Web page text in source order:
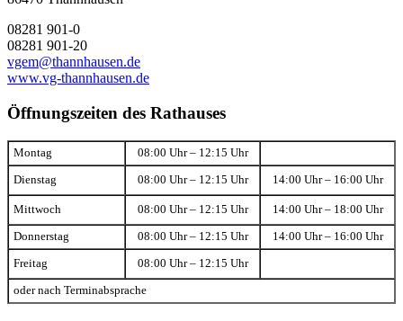
08281 901-0
08281 901-20
vgem@thannhausen.de
www.vg-thannhausen.de
Öffnungszeiten des Rathauses
Montag 08:00 Uhr – 12:15 Uhr
Dienstag 08:00 Uhr – 12:15 Uhr 14:00 Uhr – 16:00 Uhr
Mittwoch 08:00 Uhr – 12:15 Uhr 14:00 Uhr – 18:00 Uhr
Donnerstag 08:00 Uhr – 12:15 Uhr 14:00 Uhr – 16:00 Uhr
Freitag 08:00 Uhr – 12:15 Uhr
oder nach Terminabsprache